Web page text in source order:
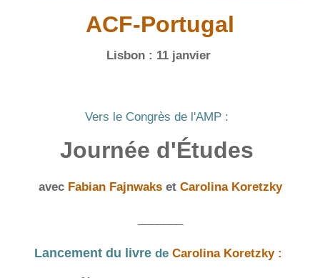
ACF-Portugal
Lisbon : 11 janvier
Vers le Congrès de l'AMP :
Journée d'Études
avec Fabian Fajnwaks et Carolina Koretzky
Lancement du livre de Carolina Koretzky :